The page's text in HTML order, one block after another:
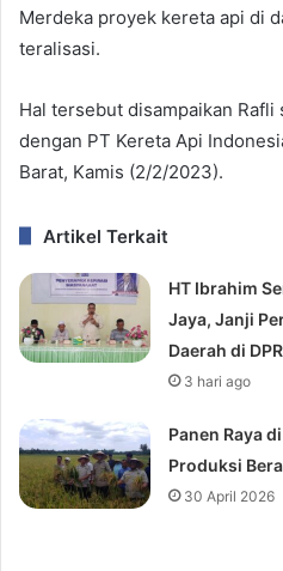
Merdeka proyek kereta api di
teralisasi.
Hal tersebut disampaikan Rafli
dengan PT Kereta Api
Barat, Kamis (2/2/2023).
Artikel Terkait
HT Ibrahim
Jaya, Janji
Daerah di
3 hari ago
Panen Raya
Produksi
30 April 2026